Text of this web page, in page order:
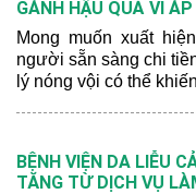
GÁNH HẬU QUẢ VÌ
Mong muốn xuất
người sẵn sàng chi
lý nóng vội có thể
BỆNH VIỆN DA LIỄU
TĂNG TỪ DỊCH VỤ